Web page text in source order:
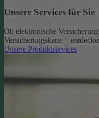
Unsere Services für Sie
Ob elektronische
Versicherungskarte –
Unsere Produktservices